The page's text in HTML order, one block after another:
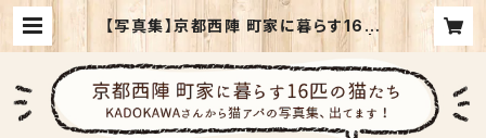
【写真集】京都西陣 町家に暮らす16匹
の猫たち 単行本 –KADOKAWA- |
Cat Apartment Coffee WEB S
HOP